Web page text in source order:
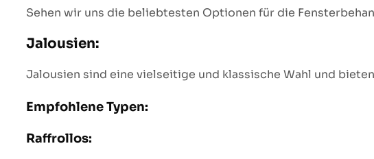
Sehen wir uns die beliebtesten Optionen für die
Jalousien:
Jalousien sind eine vielseitige und klassische Wahl und
Empfohlene Typen:
Raffrollos: